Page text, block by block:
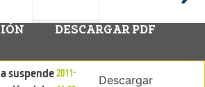
DESCARGAR PDF
suspende 2011-
Descargar